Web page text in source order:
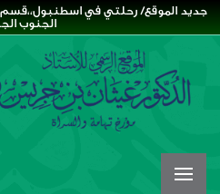
جديد الموقع/ رحلتي في اسطنبول،،قسم
الجنوب